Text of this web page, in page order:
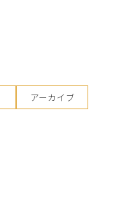
アーカイブ